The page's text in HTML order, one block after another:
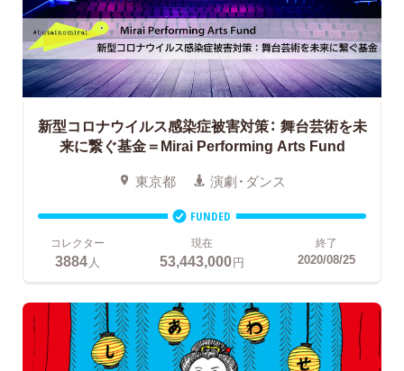
新型コロナウイルス感染症被害対策： 舞台芸術を未
来に繋ぐ基金＝Mirai Performing Arts Fund
東京都 演劇・ダンス
FUNDED
コレクター
3884人
現在
53,443,000円
終了
2020/08/25